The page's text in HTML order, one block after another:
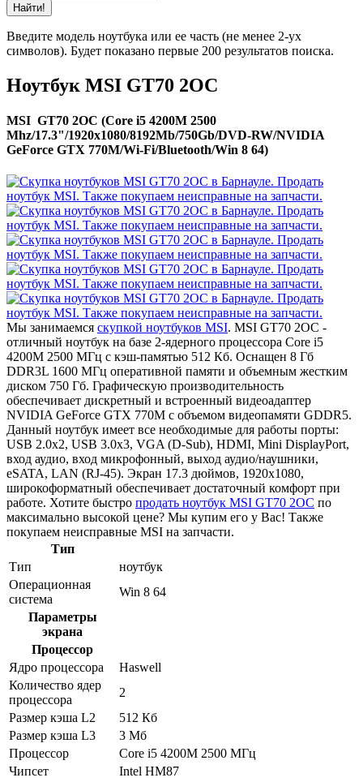
Найти!
Введите модель ноутбука или ее часть (не менее 2-ух
символов). Будет показано первые 200 результатов поиска.
Ноутбук MSI GT70 2OC
MSI GT70 2OC (Core i5 4200M 2500
Mhz/17.3"/1920x1080/8192Mb/750Gb/DVD-RW/NVIDIA
GeForce GTX 770M/Wi-Fi/Bluetooth/Win 8 64)
Мы занимаемся скупкой ноутбуков MSI. MSI GT70 2OC -
отличный ноутбук на базе 2-ядерного процессора Core i5
4200M 2500 МГц с кэш-памятью 512 Кб. Оснащен 8 Гб
DDR3L 1600 МГц оперативной памяти и объемным жестким
диском 750 Гб. Графическую производительность
обеспечивает дискретный и встроенный видеоадаптер
NVIDIA GeForce GTX 770M с объемом видеопамяти GDDR5.
Данный ноутбук имеет все необходимые для работы порты:
USB 2.0x2, USB 3.0x3, VGA (D-Sub), HDMI, Mini DisplayPort,
вход аудио, вход микрофонный, выход аудио/наушники,
eSATA, LAN (RJ-45). Экран 17.3 дюймов, 1920x1080,
широкоформатный обеспечивает достаточный комфорт при
работе. Хотите быстро продать ноутбук MSI GT70 2OC по
максимально высокой цене? Мы купим его у Вас! Также
покупаем неисправные MSI на запчасти.
Тип
Тип
ноутбук
Операционная
система
Win 8 64
Параметры
экрана
Процессор
Ядро процессора
Haswell
Количество ядер
процессора
2
Размер кэша L2
512 Кб
Размер кэша L3
3 Мб
Процессор
Core i5 4200M 2500 МГц
Чипсет
Intel HM87